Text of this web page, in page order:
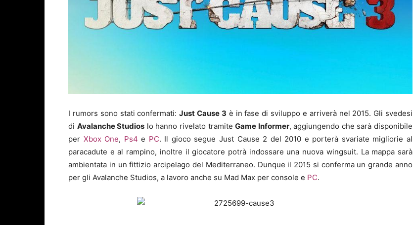
I rumors sono stati confermati:Just Cause 3 è in fase di sviluppo e arriverà nel 2015. Gli svedesi
di Avalanche Studios lo hanno rivelato tramiteGame Informer, aggiungendo che sarà disponibile
per Xbox One, Ps4 e PC. Il gioco segue Just Cause 2 del 2010 e porterà svariate migliorie al
paracadute e al rampino, inoltre il giocatore potrà indossare una nuova wingsuit. La mappa sarà
ambientata in un fittizio arcipelago del Mediterraneo. Dunque il 2015 si conferma un grande anno
per gli Avalanche Studios, a lavoro anche su Mad Max per console e PC.